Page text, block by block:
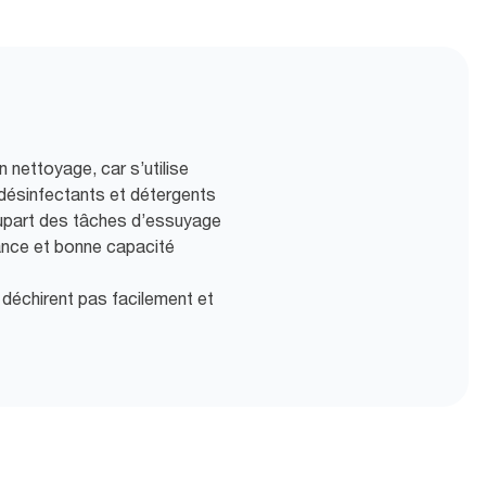
nettoyage, car s’utilise
et détergents
des tâches d’essuyage
et bonne capacité
pas facilement et